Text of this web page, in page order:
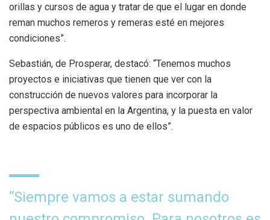
orillas y cursos de agua y tratar de que el lugar en donde
reman muchos remeros y remeras esté en mejores
condiciones”.
Sebastián, de Prosperar, destacó: “Tenemos muchos
proyectos e iniciativas que tienen que ver con la
construcción de nuevos valores para incorporar la
perspectiva ambiental en la Argentina, y la puesta en valor
de espacios públicos es uno de ellos”.
“Siempre vamos a estar sumando